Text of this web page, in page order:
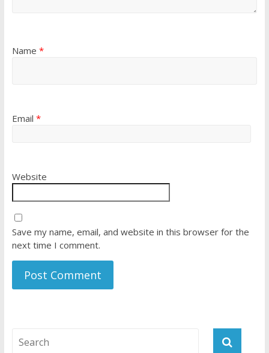
Name *
Email *
Website
Save my name, email, and website in this browser for the
next time I comment.